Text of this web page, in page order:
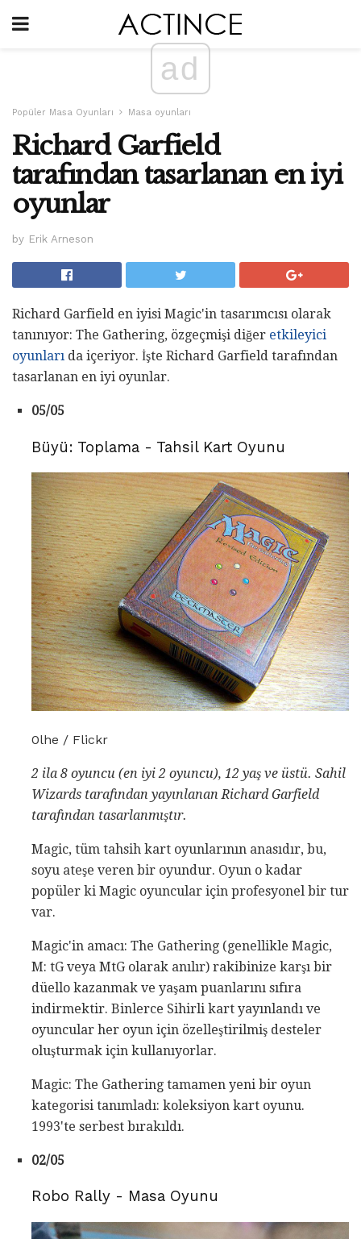
ad
Popüler Masa Oyunları Masa oyunları
Richard Garfield
tarafından tasarlanan en iyi
oyunlar
by Erik Arneson
Richard Garfield en iyisi Magic'in tasarımcısı olarak
tanınıyor: The Gathering, özgeçmişi diğer etkileyici
oyunları da içeriyor. İşte Richard Garfield tarafından
tasarlanan en iyi oyunlar.
05/05
Büyü: Toplama - Tahsil Kart Oyunu
0lhe / Flickr
2 ila 8 oyuncu (en iyi 2 oyuncu), 12 yaş ve üstü. Sahil
Wizards tarafından yayınlanan Richard Garfield
tarafından tasarlanmıştır.
Magic, tüm tahsih kart oyunlarının anasıdır, bu,
soyu ateşe veren bir oyundur. Oyun o kadar
popüler ki Magic oyuncular için profesyonel bir tur
var.
Magic'in amacı: The Gathering (genellikle Magic,
M: tG veya MtG olarak anılır) rakibinize karşı bir
düello kazanmak ve yaşam puanlarını sıfıra
indirmektir. Binlerce Sihirli kart yayınlandı ve
oyuncular her oyun için özelleştirilmiş desteler
oluşturmak için kullanıyorlar.
Magic: The Gathering tamamen yeni bir oyun
kategorisi tanımladı: koleksiyon kart oyunu.
1993'te serbest bırakıldı.
02/05
Robo Rally - Masa Oyunu